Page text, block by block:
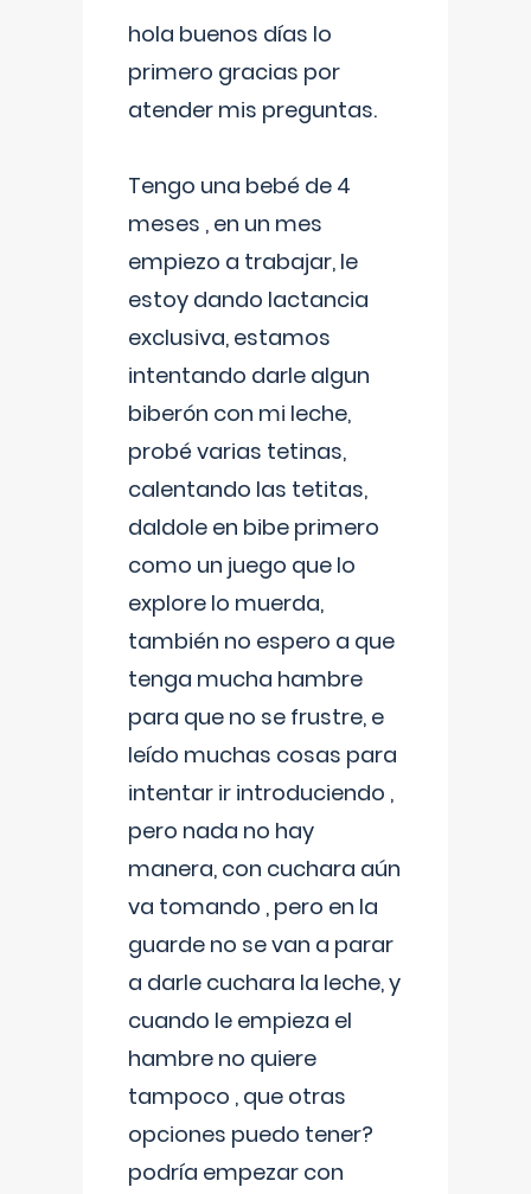
hola buenos días lo
primero gracias por
atender mis preguntas.
Tengo una bebé de 4
meses , en un mes
empiezo a trabajar, le
estoy dando lactancia
exclusiva, estamos
intentando darle algun
biberón con mi leche,
probé varias tetinas,
calentando las tetitas,
daldole en bibe primero
como un juego que lo
explore lo muerda,
también no espero a que
tenga mucha hambre
para que no se frustre, e
leído muchas cosas para
intentar ir introduciendo ,
pero nada no hay
manera, con cuchara aún
va tomando , pero en la
guarde no se van a parar
a darle cuchara la leche, y
cuando le empieza el
hambre no quiere
tampoco , que otras
opciones puedo tener?
podría empezar con